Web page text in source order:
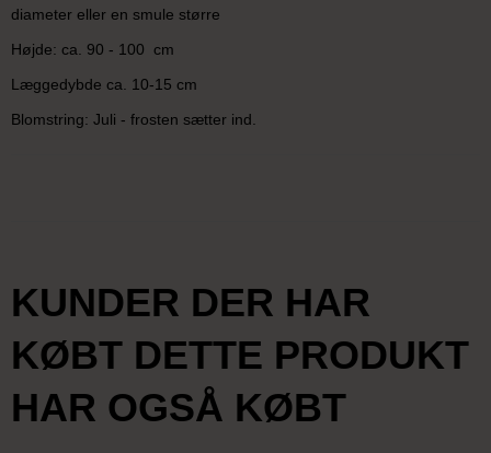
diameter eller en smule større
Højde: ca. 90 - 100 cm
Læggedybde ca. 10-15 cm
Blomstring: Juli - frosten sætter ind.
KUNDER DER HAR
KØBT DETTE PRODUKT
HAR OGSÅ KØBT